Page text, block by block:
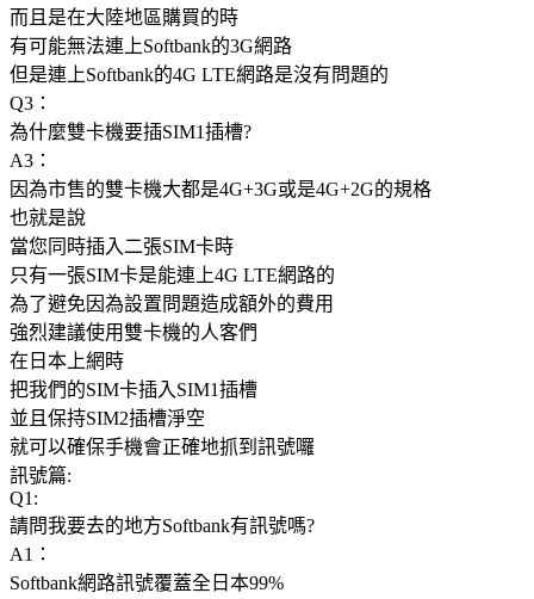
而且是在大陸地區購買的時
有可能無法連上Softbank的3G網路
但是連上Softbank的4G LTE網路是沒有問題的
Q3：
為什麼雙卡機要插SIM1插槽?
A3：
因為市售的雙卡機大都是4G+3G或是4G+2G的規格
也就是說
當您同時插入二張SIM卡時
只有一張SIM卡是能連上4G LTE網路的
為了避免因為設置問題造成額外的費用
強烈建議使用雙卡機的人客們
在日本上網時
把我們的SIM卡插入SIM1插槽
並且保持SIM2插槽淨空
就可以確保手機會正確地抓到訊號囉
訊號篇:
Q1:
請問我要去的地方Softbank有訊號嗎?
A1：
Softbank網路訊號覆蓋全日本99%